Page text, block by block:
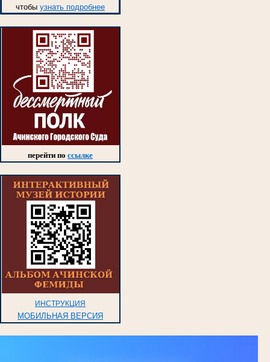
чтобы узнать подробнее
перейти по ссылке
ИНСТРУКЦИЯ
МОБИЛЬНАЯ ВЕРСИЯ